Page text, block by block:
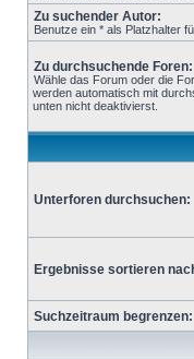
Zu suchender Autor:
Benutze ein * als Platzhalter
Zu durchsuchende Foren:
Wähle das Forum oder die
werden automatisch mit
unten nicht deaktivierst.
Unterforen durchsuchen:
Ergebnisse sortieren
Suchzeitraum begrenzen: